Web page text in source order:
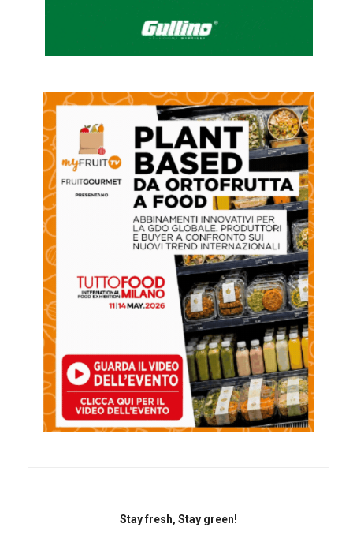
Stay fresh, Stay green!